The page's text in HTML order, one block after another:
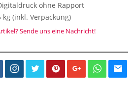
ohne Rapport
kg (inkl. Verpackung)
Sende uns eine Nachricht!